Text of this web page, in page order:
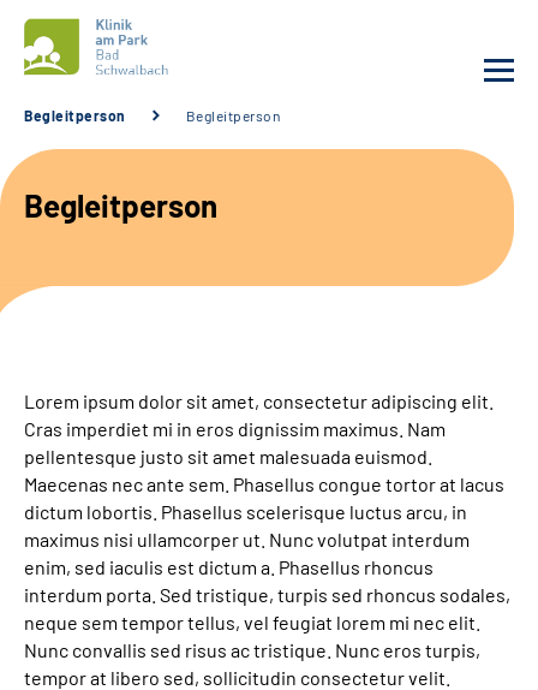
Unsere Klinik
Unsere Angebote
Service
Sozialdienste & Zuweisende
Suche
Leichte Sprache
Gebärdensprache
Begleitperson Begleitperson
Begleitperson
Lorem ipsum dolor sit amet, consectetur adipiscing elit.
Cras imperdiet mi in eros dignissim maximus. Nam
pellentesque justo sit amet malesuada euismod.
Maecenas nec ante sem. Phasellus congue tortor at lacus
dictum lobortis. Phasellus scelerisque luctus arcu, in
maximus nisi ullamcorper ut. Nunc volutpat interdum
enim, sed iaculis est dictum a. Phasellus rhoncus
interdum porta. Sed tristique, turpis sed rhoncus sodales,
neque sem tempor tellus, vel feugiat lorem mi nec elit.
Nunc convallis sed risus ac tristique. Nunc eros turpis,
tempor at libero sed, sollicitudin consectetur velit.